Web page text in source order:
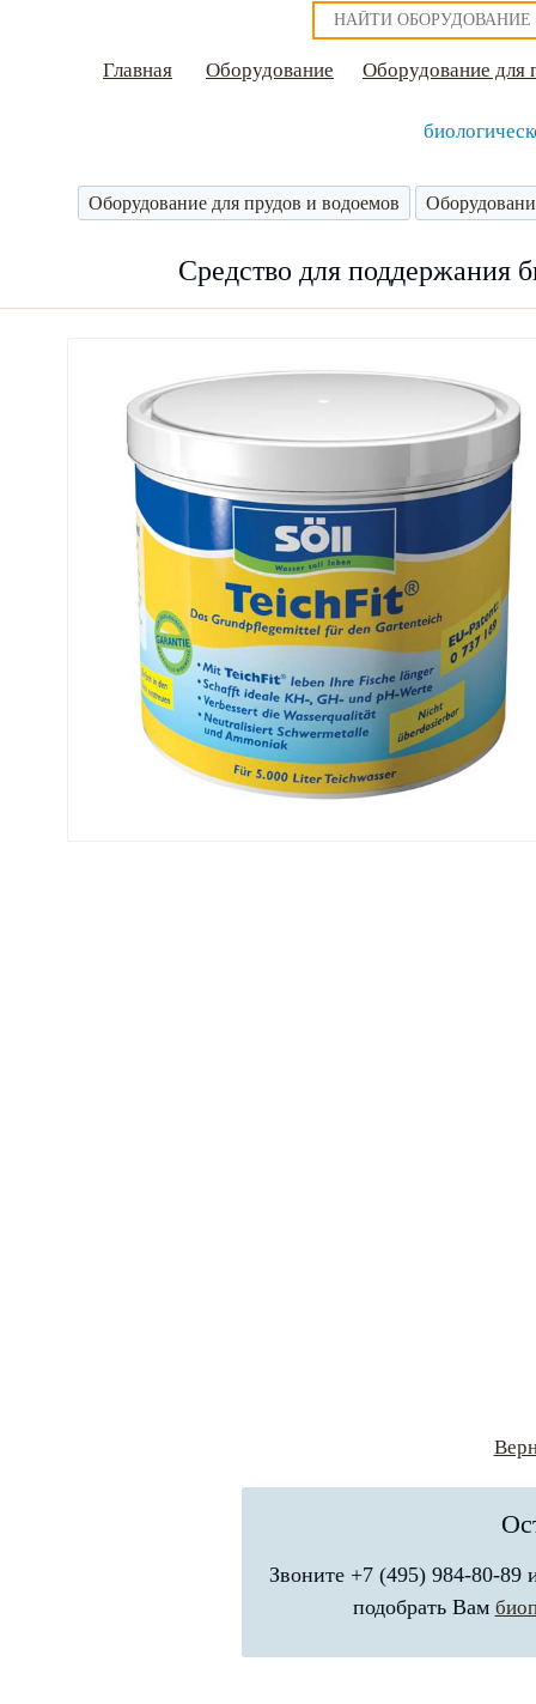
Главная Оборудование Оборудование для
Оборудование для прудов и водоемов
Средство для поддержания
Звоните +7 (495) 984-80-89
подобрать Вам